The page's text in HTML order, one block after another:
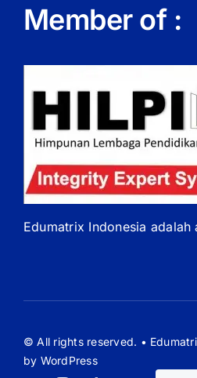
Member of :
Edumatrix Indonesia adalah
© All rights reserved. •
by WordPress